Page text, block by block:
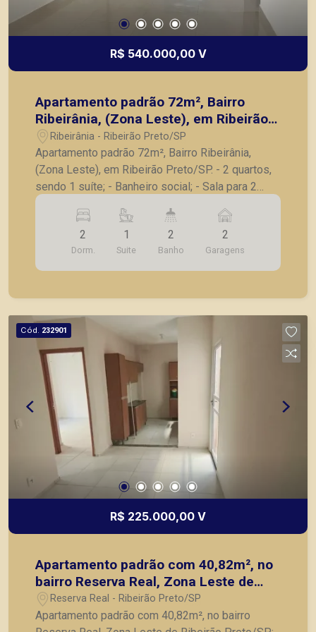
R$ 540.000,00 V
Apartamento padrão 72m², Bairro
Ribeirânia, (Zona Leste), em Ribeirão
Preto/SP.
Ribeirânia - Ribeirão Preto/SP
Apartamento padrão 72m², Bairro Ribeirânia,
(Zona Leste), em Ribeirão Preto/SP. - 2 quartos,
sendo 1 suíte; - Banheiro social; - Sala para 2
ambientes; - Cozinha; - Lavanderia; - Varanda
gourmet; - 2 vagas de garagem. A Piramid tem
como objetivo atender seus clientes com
agilidade e segurança, em locação, vendas de
imóveis prontos, usados ou mesmo nos
2
Dorm.
1
Suite
2
Banho
2
Garagens
Cód. 232901
R$ 225.000,00 V
Apartamento padrão com 40,82m², no
bairro Reserva Real, Zona Leste de
Ribeirão Preto/SP;
Reserva Real - Ribeirão Preto/SP
Apartamento padrão com 40,82m², no bairro